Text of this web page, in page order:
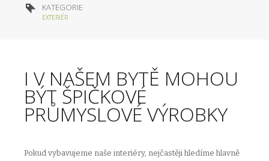
KATEGORIE
EXTERIÉR
I V NAŠEM BYTĚ MOHOU
BÝT ŠPIČKOVÉ
PRŮMYSLOVÉ VÝROBKY
Pokud vybavujeme naše interiéry, nejčastěji hledíme hlavně